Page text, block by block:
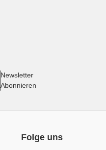
Newsletter
Abonnieren
Folge uns